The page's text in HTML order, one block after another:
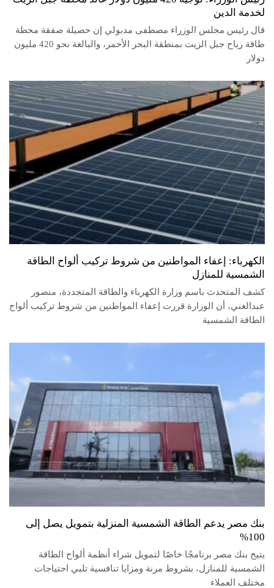
لخدمة الدين
قال رئيس مجلس الوزراء مصطفى مدبولي إن حصيلة صفقة محطة
طاقة رياح جبل الزيت بمنطقة البحر الأحمر، والبالغة نحو 420 مليون
دولار
الكهرباء: إعفاء المواطنين من شروط تركيب ألواح الطاقة
الشمسية للمنازل
كشف المتحدث باسم وزارة الكهرباء والطاقة المتجددة، منصور
عبدالغني، أن الوزارة قررت إعفاء المواطنين من شروط تركيب ألواح
الطاقة الشمسية
بنك مصر يدعم الطاقة الشمسية المنزلية بتمويل يصل إلى
100%
يتيح بنك مصر برنامجًا خاصًا لتمويل شراء أنظمة ألواح الطاقة
الشمسية للمنازل، بشروط مرنة ومزايا تنافسية تلبي احتياجات
مختلف العملاء